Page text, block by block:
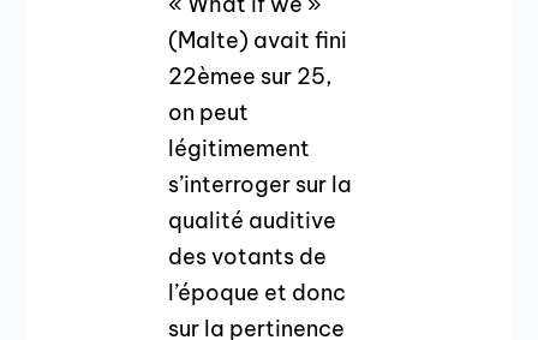
(Malte) avait fini
22èmee sur 25,
on peut
légitimement
s’interroger sur la
qualité auditive
des votants de
l’époque et donc
sur la pertinence